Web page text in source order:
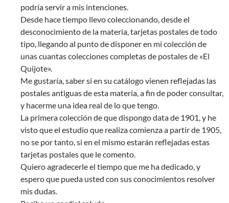
podría servir a mis intenciones.
Desde hace tiempo llevo coleccionando, desde el
desconocimiento de la materia, tarjetas postales de todo
tipo, llegando al punto de disponer en mi colección de
unas cuantas colecciones completas de postales de «El
Quijote».
Me gustaría, saber si en su catálogo vienen reflejadas las
postales antiguas de esta materia, a fin de poder consultar,
y hacerme una idea real de lo que tengo.
La primera colección de que dispongo data de 1901, y he
visto que el estudio que realiza comienza a partir de 1905,
no se por tanto, si en el mismo estarán reflejadas estas
tarjetas postales que le comento.
Quiero agradecerle el tiempo que me ha dedicado, y
espero que pueda usted con sus conocimientos resolver
mis dudas.